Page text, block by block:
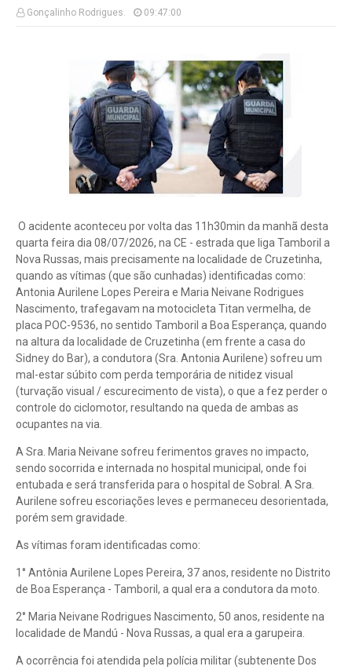
Gonçalinho Rodrigues. 09:47:00
​O acidente aconteceu por volta das 11h30min da manhã desta
quarta feira dia 08/07/2026, na CE - estrada que liga Tamboril a
Nova Russas, mais precisamente na localidade de Cruzetinha,
quando as vítimas (que são cunhadas) identificadas como:
Antonia Aurilene Lopes Pereira e Maria Neivane Rodrigues
Nascimento, trafegavam na motocicleta Titan vermelha, de
placa POC-9536, no sentido Tamboril a Boa Esperança, quando
na altura da localidade de Cruzetinha (em frente a casa do
Sidney do Bar), a condutora (Sra. Antonia Aurilene) sofreu um
mal-estar súbito com perda temporária de nitidez visual
(turvação visual / escurecimento de vista), o que a fez perder o
controle do ciclomotor, resultando na queda de ambas as
ocupantes na via.
​A Sra. Maria Neivane sofreu ferimentos graves no impacto,
sendo socorrida e internada no hospital municipal, onde foi
entubada e será transferida para o hospital de Sobral. A Sra.
Aurilene sofreu escoriações leves e permaneceu desorientada,
porém sem gravidade.
As vítimas foram identificadas como:
1° Antônia Aurilene Lopes Pereira, 37 anos, residente no Distrito
de Boa Esperança - Tamboril, a qual era a condutora da moto.
2° Maria Neivane Rodrigues Nascimento, 50 anos, residente na
localidade de Mandú - Nova Russas, a qual era a garupeira.
A ocorrência foi atendida pela polícia militar (subtenente Dos